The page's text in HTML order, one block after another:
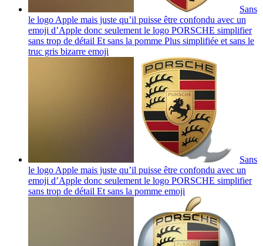
Sans
le logo Apple mais juste qu’il puisse être confondu avec un
emoji d’Apple donc seulement le logo PORSCHE simplifier
sans trop de détail Et sans la pomme Plus simplifiée et sans le
truc gris bizarre emoji
Sans
le logo Apple mais juste qu’il puisse être confondu avec un
emoji d’Apple donc seulement le logo PORSCHE simplifier
sans trop de détail Et sans la pomme emoji